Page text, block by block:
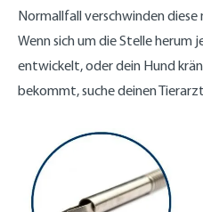
Normallfall verschwinden diese
Wenn sich um die Stelle herum
entwickelt, oder dein Hund
bekommt, suche deinen